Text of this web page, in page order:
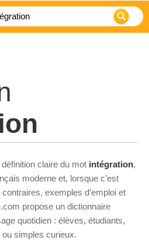
claire du mot intégration,
moderne et, lorsque c’est
exemples d’emploi et
propose un dictionnaire
quotidien : élèves, étudiants,
simples curieux.